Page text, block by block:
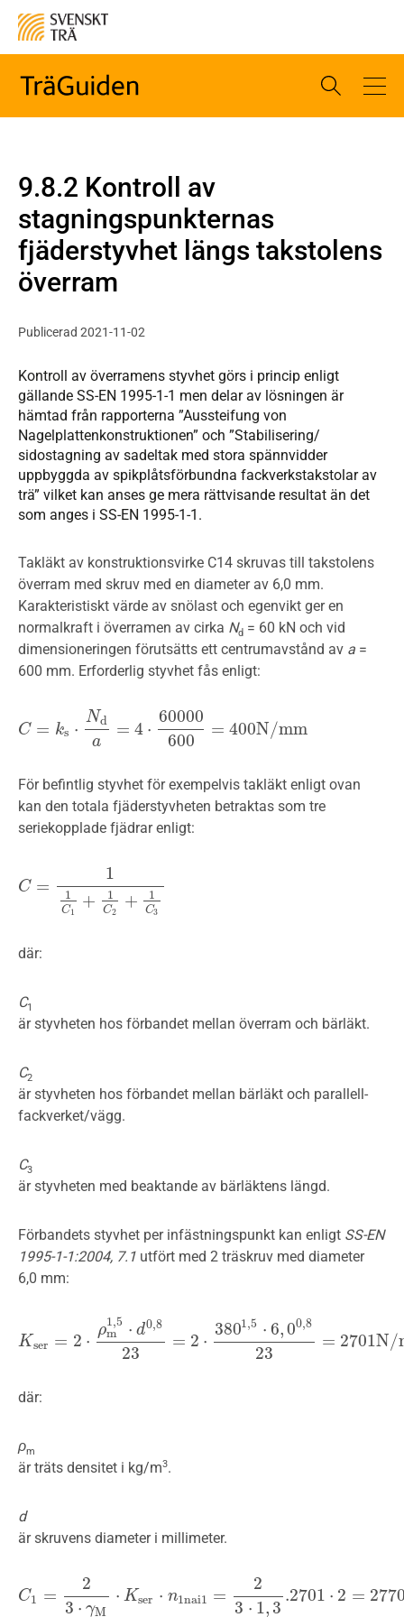
9.8.2 Kontroll av
stagningspunkternas
fjäderstyvhet längs takstolens
överram
Publicerad 2021-11-02
Kontroll av överramens styvhet görs i princip enligt
gällande SS-EN 1995-1-1 men delar av lösningen är
hämtad från rapporterna ”Aussteifung von
Nagelplattenkonstruktionen” och ”Stabilisering/
sidostagning av sadeltak med stora spännvidder
uppbyggda av spikplåtsförbundna fackverkstakstolar av
trä” vilket kan anses ge mera rättvisande resultat än det
som anges i SS-EN 1995-1-1.
Takläkt av konstruktionsvirke C14 skruvas till takstolens
överram med skruv med en diameter av 6,0 mm.
Karakteristiskt värde av snö­last och egenvikt ger en
normalkraft i överramen av cirka Nd = 60 kN och vid
dimensioneringen förutsätts ett centrumavstånd av a =
600 mm. Erforderlig styvhet fås enligt:
C = ks ⋅
Nd
a
= 4 ⋅
60000
600
= 400N/mm
C= ks Nd a =4⋅60000600=400N /m m
För befintlig styvhet för exempelvis takläkt enligt ovan
kan den totala fjäderstyvheten betraktas som tre
seriekopplade fjädrar enligt:
C =
1
1
C1
+ 1
C2
+ 1
C3
C= 11 C1+1C2+1C3
där:
C1
är styvheten hos förbandet mellan överram och bärläkt.
C2
är styvheten hos förbandet mellan bärläkt och parallell­
fackverket/vägg.
C3
är styvheten med beaktande av bärläktens längd.
Förbandets styvhet per infästningspunkt kan enligt SS-EN
1995-1-1:2004, 7.1 utfört med 2 träskruv med diameter
6,0 mm:
Kser = 2 ⋅
ρ1,5
m ⋅ d0,8
23
= 2 ⋅
3801,5 ⋅ 6,00,8
23
= 2701N/
Kser= 2⋅ ρm1 ,5⋅d0,823=2 ⋅380 1 5⋅6,00,823=2701 N/mm
där:
ρm
är träts densitet i kg/m3.
d
är skruvens diameter i millimeter.
C1 =
2
3 ⋅ γM
⋅ Kser ⋅ n1nai1 =
2
3 ⋅ 1 , 3
.2701 ⋅ 2 =
C1 23 γM⋅Kse ⋅ n1na 1 =23⋅1,3 .2701⋅2=2770N/mm